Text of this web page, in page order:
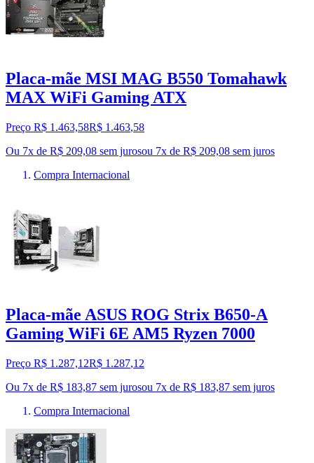
Placa-mãe MSI MAG B550 Tomahawk
MAX WiFi Gaming ATX
Preço R$ 1.463,58R$ 1.463,58
Ou 7x de R$ 209,08 sem jurosou 7x de R$ 209,08 sem juros
Compra Internacional
Placa-mãe ASUS ROG Strix B650-A
Gaming WiFi 6E AM5 Ryzen 7000
Preço R$ 1.287,12R$ 1.287,12
Ou 7x de R$ 183,87 sem jurosou 7x de R$ 183,87 sem juros
Compra Internacional